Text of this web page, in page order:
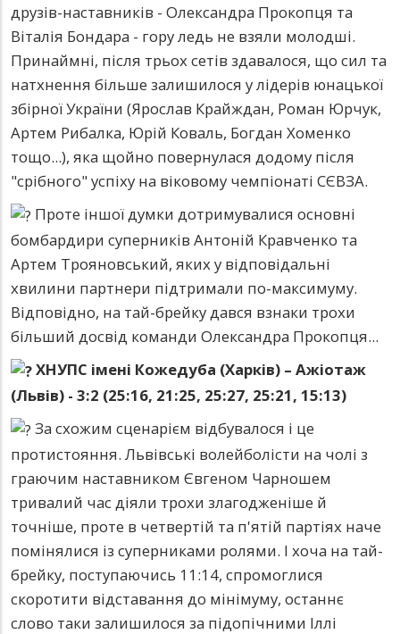
друзів-наставників - Олександра Прокопця та
Віталія Бондара - гору ледь не взяли молодші.
Принаймні, після трьох сетів здавалося, що сил та
натхнення більше залишилося у лідерів юнацької
збірної України (Ярослав Крайждан, Роман Юрчук,
Артем Рибалка, Юрій Коваль, Богдан Хоменко
тощо...), яка щойно повернулася додому після
"срібного" успіху на віковому чемпіонаті СЄВЗА.
Проте іншої думки дотримувалися основні
бомбардири суперників Антоній Кравченко та
Артем Трояновський, яких у відповідальні
хвилини партнери підтримали по-максимуму.
Відповідно, на тай-брейку дався взнаки трохи
більший досвід команди Олександра Прокопця...
ХНУПС імені Кожедуба (Харків) – Ажіотаж
(Львів) - 3:2 (25:16, 21:25, 25:27, 25:21, 15:13)
За схожим сценарієм відбувалося і це
протистояння. Львівські волейболісти на чолі з
граючим наставником Євгеном Чарношем
тривалий час діяли трохи злагодженіше й
точніше, проте в четвертій та п'ятій партіях наче
помінялися із суперниками ролями. І хоча на тай-
брейку, поступаючись 11:14, спромоглися
скоротити відставання до мінімуму, останнє
слово таки залишилося за підопічними Іллі